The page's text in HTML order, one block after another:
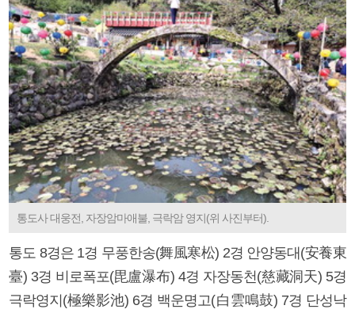
통도사 대웅전, 자장암마애불, 극락암 영지(위 사진부터).
통도 8경은 1경 무풍한송(舞風寒松) 2경 안양동대(安養東
臺) 3경 비로폭포(毘盧瀑布) 4경 자장동천(慈藏洞天) 5경
극락영지(極樂影池) 6경 백운명고(白雲鳴鼓) 7경 단성낙